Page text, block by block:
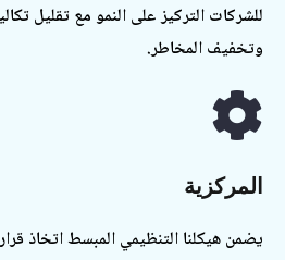
للشركات التركيز على النمو مع تقليل
وتخفيف المخاطر.
المركزية
يضمن هيكلنا التنظيمي المبسط اتخاذ